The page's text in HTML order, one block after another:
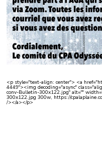
<p style="text-align: center"> <a
4449"><img decoding="async"
conv-Bulletin-300x122.jpg" alt=""
300x122.jpg 300w, https://
/></a></p>